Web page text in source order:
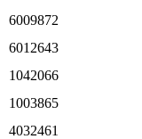
6009872
6012643
1042066
1003865
4032461